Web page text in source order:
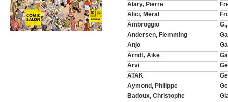
Alary, Pierre
Alici, Meral
Ambroggio
Andersen, Flemming
Anjo
Arndt, Aike
Arvi
ATAK
Aymond, Philippe
Badoux, Christophe